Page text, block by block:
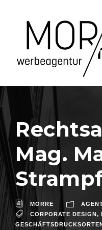
Mag.
MORRE
CORPORATE DESIGN,